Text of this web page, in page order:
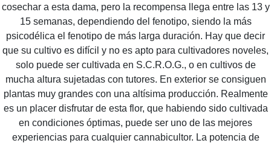
cosechar a esta dama, pero la recompensa llega entre las 13 y
15 semanas, dependiendo del fenotipo, siendo la más
psicodélica el fenotipo de más larga duración. Hay que decir
que su cultivo es difícil y no es apto para cultivadores noveles,
solo puede ser cultivada en S.C.R.O.G., o en cultivos de
mucha altura sujetadas con tutores. En exterior se consiguen
plantas muy grandes con una altísima producción. Realmente
es un placer disfrutar de esta flor, que habiendo sido cultivada
en condiciones óptimas, puede ser uno de las mejores
experiencias para cualquier cannabicultor. La potencia de